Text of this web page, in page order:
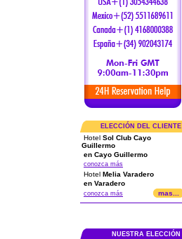
ELECCIÓN DEL CLIENTE
Hotel Sol Club Cayo
Guillermo
en Cayo Guillermo
conozca más
Hotel Melia Varadero
en Varadero
conozca más mas...
NUESTRA ELECCIÓN